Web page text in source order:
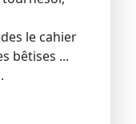
le cahier
bêtises ...